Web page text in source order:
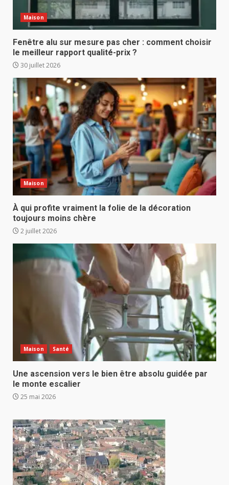
Maison
Fenêtre alu sur mesure pas cher : comment choisir
le meilleur rapport qualité-prix ?
30 juillet 2026
Maison
À qui profite vraiment la folie de la décoration
toujours moins chère
2 juillet 2026
Maison Santé
Une ascension vers le bien être absolu guidée par
le monte escalier
25 mai 2026